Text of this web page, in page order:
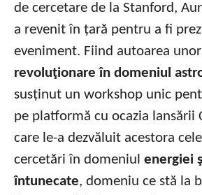
de cercetare de la Stanford,
a revenit în țară pentru a fi
eveniment. Fiind autoarea unor
revoluţionare în domeniul
susținut un workshop unic
pe platformă cu ocazia lansării
care le-a dezvăluit acestora
cercetări în domeniul energiei
întunecate, domeniu ce stă la